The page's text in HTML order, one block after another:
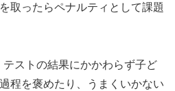
取ったらペナルティとして課題
テストの結果にかかわらず子ど
程を褒めたり、うまくいかない